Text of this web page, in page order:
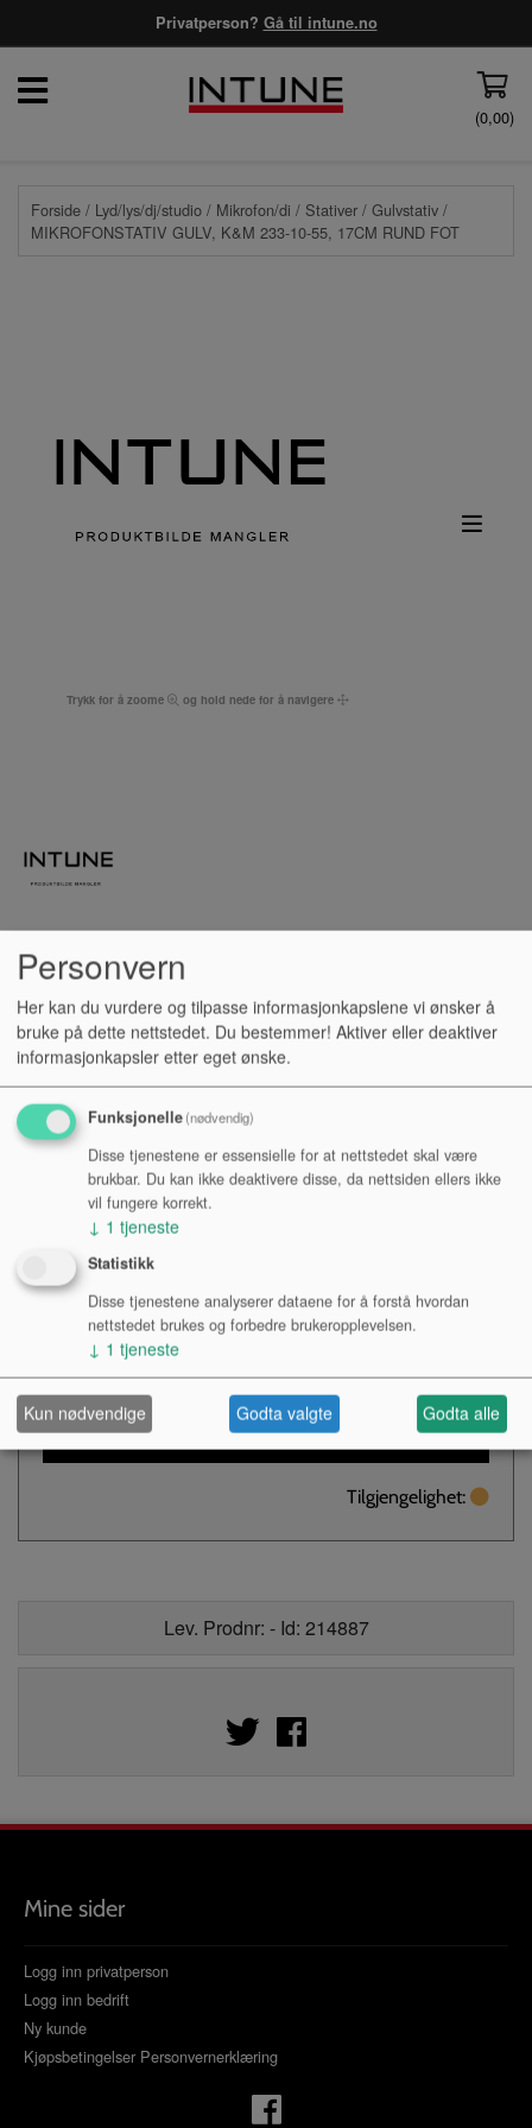
Privatperson? Gå til intune.no
(0,00)
Forside / Lyd/lys/dj/studio / Mikrofon/di / Stativer / Gulvstativ /
MIKROFONSTATIV GULV, K&M 233-10-55, 17CM RUND FOT
Trykk for å zoome og hold nede for å navigere
MIKROFONSTATIV GULV,
K&M 233-10-55, 17CM RUND
FOT
Høyde 35-58 cm
Kr 472,-
NOK
Antall:
KJØP
Tilgjengelighet:
Lev. Prodnr: - Id: 214887
Mine sider
Logg inn privatperson
Logg inn bedrift
Ny kunde
Kjøpsbetingelser Personvernerklæring
Personvern
Her kan du vurdere og tilpasse informasjonkapslene vi ønsker å
bruke på dette nettstedet. Du bestemmer! Aktiver eller deaktiver
informasjonkapsler etter eget ønske.
Funksjonelle(nødvendig)
Disse tjenestene er essensielle for at nettstedet skal være
brukbar. Du kan ikke deaktivere disse, da nettsiden ellers ikke
vil fungere korrekt.
↓ 1 tjeneste
Statistikk
Disse tjenestene analyserer dataene for å forstå hvordan
nettstedet brukes og forbedre brukeropplevelsen.
↓ 1 tjeneste
Kun nødvendige Godta valgte Godta alle